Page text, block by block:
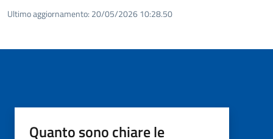
Ultimo aggiornamento: 20/05/2026 10:28.50
Quanto sono chiare le